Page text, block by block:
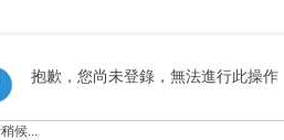
抱歉，您尚未登錄，無法進行此操作
候...